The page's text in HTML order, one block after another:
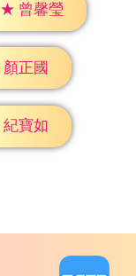
★ 曾馨瑩
顏正國
紀寶如